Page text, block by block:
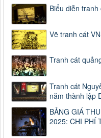
Biểu diễn
Vẽ tranh cát
Tranh cát
Tranh cát
năm thành lập
BẢNG GIÁ
2025: CHI PHÍ